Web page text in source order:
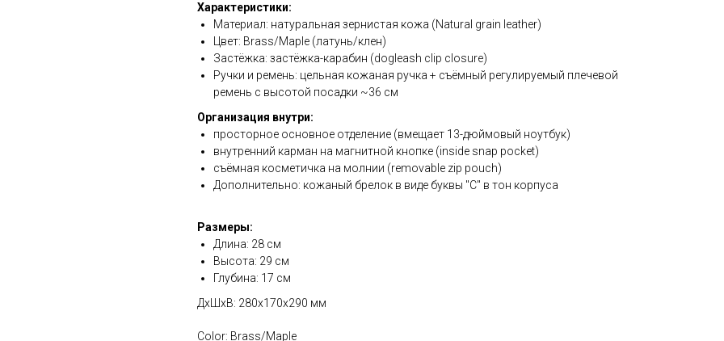
Характеристики:
Материал: натуральная зернистая кожа (Natural grain leather)
Цвет: Brass/Maple (латунь/клен)
Застёжка: застёжка-карабин (dogleash clip closure)
Ручки и ремень: цельная кожаная ручка + съёмный регулируемый плечевой
ремень с высотой посадки ~36 см
Организация внутри:
просторное основное отделение (вмещает 13-дюймовый ноутбук)
внутренний карман на магнитной кнопке (inside snap pocket)
съёмная косметичка на молнии (removable zip pouch)
Дополнительно: кожаный брелок в виде буквы "C" в тон корпуса
Размеры:
Длина: 28 см
Высота: 29 см
Глубина: 17 см
ДxШxВ: 280x170x290 мм
Color: Brass/Maple